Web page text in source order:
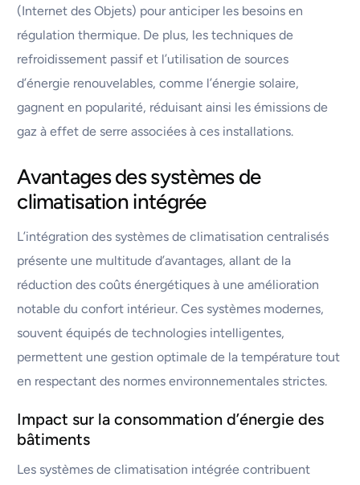
(Internet des Objets) pour anticiper les besoins en
régulation thermique. De plus, les techniques de
refroidissement passif et l’utilisation de sources
d’énergie renouvelables, comme l’énergie solaire,
gagnent en popularité, réduisant ainsi les émissions de
gaz à effet de serre associées à ces installations.
Avantages des systèmes de
climatisation intégrée
L’intégration des systèmes de climatisation centralisés
présente une multitude d’avantages, allant de la
réduction des coûts énergétiques à une amélioration
notable du confort intérieur. Ces systèmes modernes,
souvent équipés de technologies intelligentes,
permettent une gestion optimale de la température tout
en respectant des normes environnementales strictes.
Impact sur la consommation d’énergie des
bâtiments
Les systèmes de climatisation intégrée contribuent